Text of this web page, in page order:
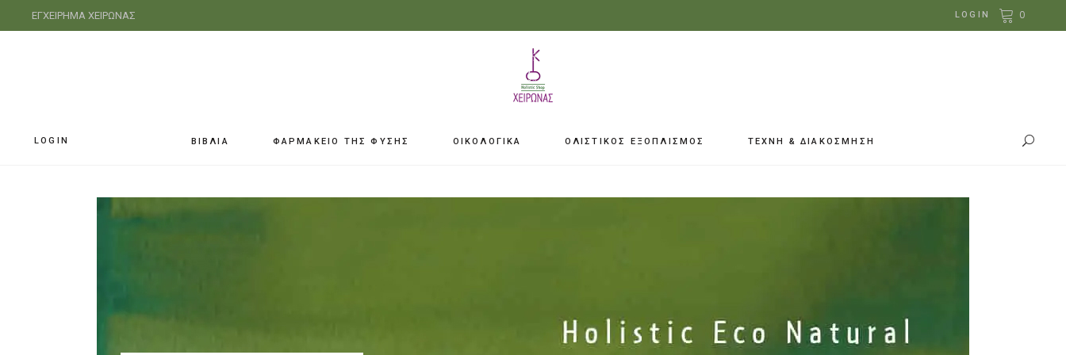
ΕΓΧΕΙΡΗΜΑ ΧΕΙΡΩΝΑΣ LOGIN 0
LOGIN ΒΙΒΛΙΑ ΦΑΡΜΑΚΕΙΟ ΤΗΣ ΦΥΣΗΣ ΟΙΚΟΛΟΓΙΚΑ ΟΛΙΣΤΙΚΟΣ ΕΞΟΠΛΙΣΜΟΣ ΤΕΧΝΗ & ΔΙΑΚΟΣΜΗΣΗ